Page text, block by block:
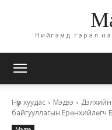
Нийгэмд гэрэл
Нүүр хуудас Мэдээ
Дэлхийн
байгууллагын Ерөнхийлөгч